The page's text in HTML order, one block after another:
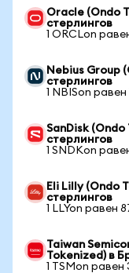
Oracle (Ondo
стерлингов
1 ORCLon
Nebius Group
стерлингов
1 NBISon равен
SanDisk
стерлингов
1 SNDKon
Eli Lilly (Ondo
стерлингов
1 LLYon равен
Taiwan
Tokenized) в
1 TSMon равен